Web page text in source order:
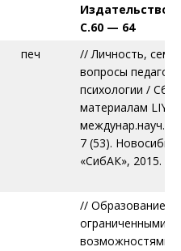
Издательство
С.60 — 64
печ
// Личность,
вопросы
психологии / Сб.
материалам LIY
междунар.науч.-
7 (53).
«СибАК», 2015.
// Образование
ограниченными
возможностями